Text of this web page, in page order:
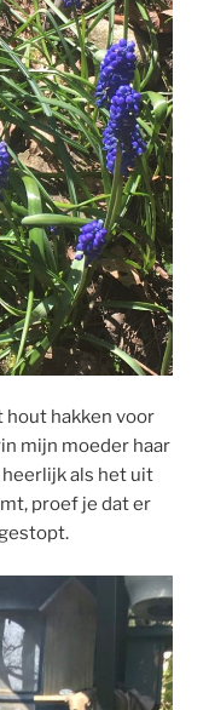
hout hakken voor
mijn moeder haar
als het uit
proef je dat er